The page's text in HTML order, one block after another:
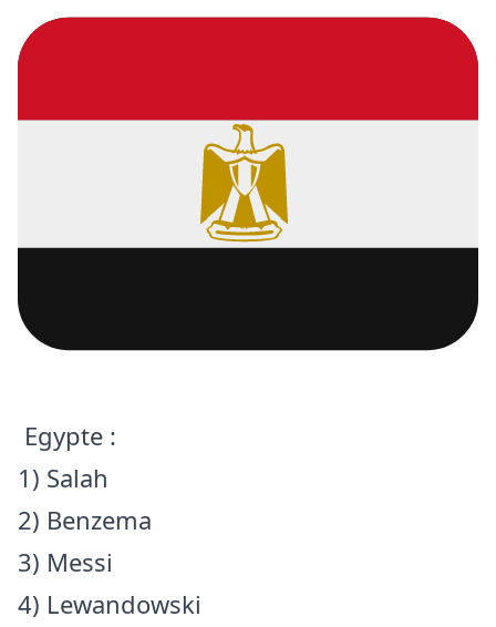
Egypte :
1) Salah
2) Benzema
3) Messi
4) Lewandowski